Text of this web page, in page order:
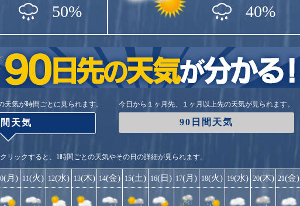
50%
40%
気が時間ごとに見られます。
天気
今日から１ヶ月先、１ヶ月以上先の天気が見られます。
90日間天気
リックすると、1時間ごとの天気やその日の詳細が見られます。
(月) 11(火) 12(水) 13(木) 14(金) 15(土) 16(日) 17(月) 18(火) 19(水) 20(木) 21(金)